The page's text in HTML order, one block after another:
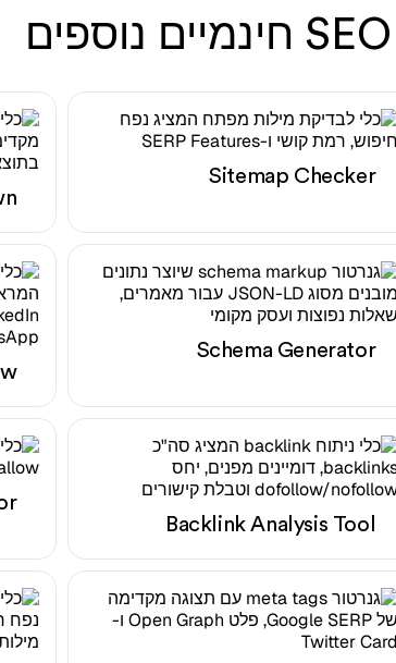
Sitemap Checker
Schema Generator
Backlink Analysis Tool